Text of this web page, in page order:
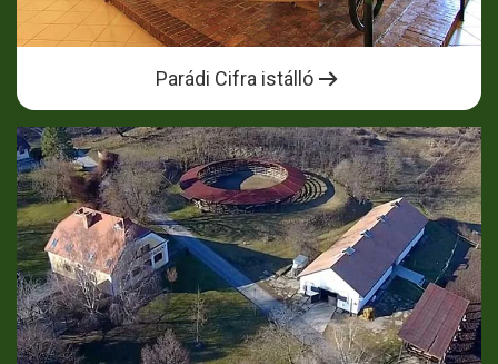
Parádi Cifra istálló